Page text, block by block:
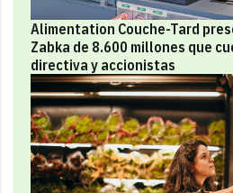
Alimentation Couche-Tard
Zabka de 8.600 millones que
directiva y accionistas